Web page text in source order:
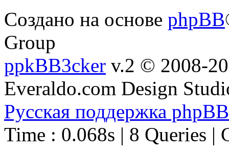
Создано на основе phpBB
Group
ppkBB3cker v.2 © 2008-
Everaldo.com Design
Русская поддержка phpBB
Time : 0.068s | 8 Queries |